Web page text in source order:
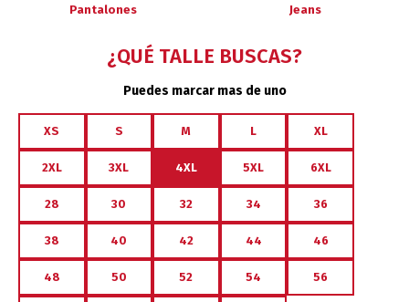
Pantalones Jeans
¿QUÉ TALLE BUSCAS?
Puedes marcar mas de uno
XS S M L XL
2XL 3XL 4XL 5XL 6XL
28 30 32 34 36
38 40 42 44 46
48 50 52 54 56